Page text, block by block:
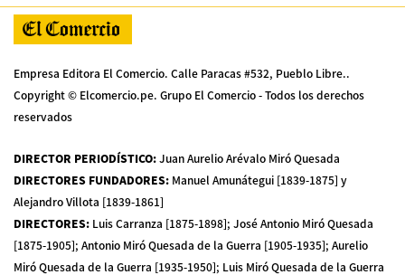
Empresa Editora El Comercio. Calle Paracas #532, Pueblo Libre..
Copyright © Elcomercio.pe. Grupo El Comercio - Todos los derechos
reservados
DIRECTOR PERIODÍSTICO:Juan Aurelio Arévalo Miró Quesada
DIRECTORES FUNDADORES: Manuel Amunátegui [1839-1875] y
Alejandro Villota [1839-1861]
DIRECTORES: Luis Carranza [1875-1898]; José Antonio Miró Quesada
[1875-1905]; Antonio Miró Quesada de la Guerra [1905-1935]; Aurelio
Miró Quesada de la Guerra [1935-1950]; Luis Miró Quesada de la Guerra